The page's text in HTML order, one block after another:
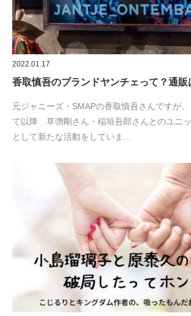
2022.01.17
香取慎吾のブランドヤンチェって？通販
元ジャニーズ・SMAPの香取慎吾さんですが
て以降 草彅剛さん・稲垣吾郎さんとのユニッ
として新たな活動をしていま…